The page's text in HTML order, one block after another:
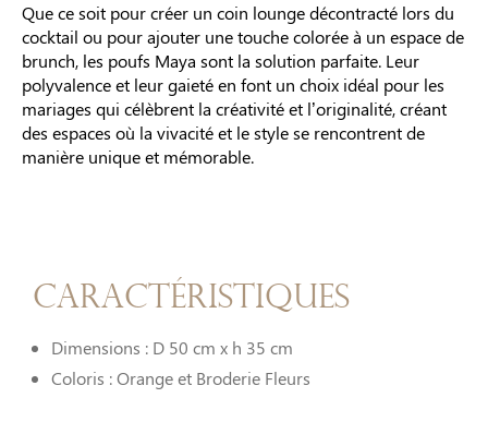
Que ce soit pour créer un coin lounge décontracté lors du
cocktail ou pour ajouter une touche colorée à un espace de
brunch, les poufs Maya sont la solution parfaite. Leur
polyvalence et leur gaieté en font un choix idéal pour les
mariages qui célèbrent la créativité et l’originalité, créant
des espaces où la vivacité et le style se rencontrent de
manière unique et mémorable.
Caractéristiques
Dimensions : D 50 cm x h 35 cm
Coloris : Orange et Broderie Fleurs